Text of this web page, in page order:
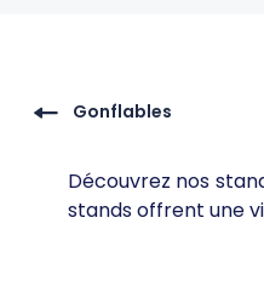
Gonflables
Découvrez nos
stands offrent une